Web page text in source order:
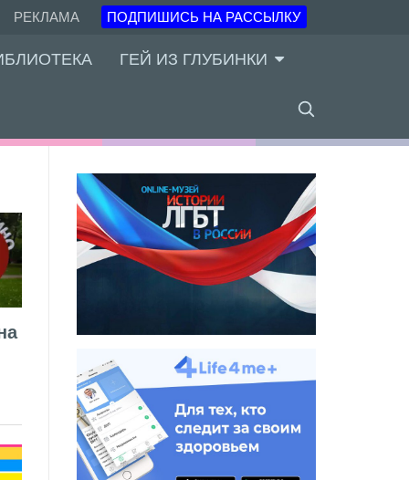
РЕКЛАМА ПОДПИШИСЬ НА РАССЫЛКУ
ГЕЙ ИЗ ГЛУБИНКИ